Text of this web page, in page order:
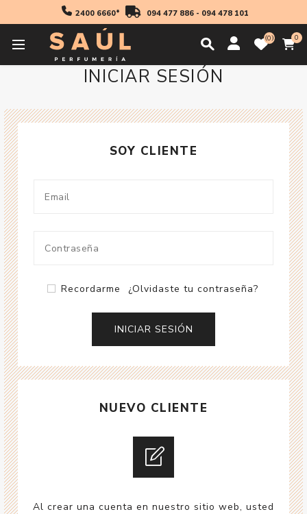
2400 6660* 094 477 886- 094 478 101
0 0
INICIAR SESIÓN
SOY CLIENTE
Recordarme ¿Olvidaste tu contraseña?
NUEVO CLIENTE
Al crear una cuenta en nuestro sitio web, usted